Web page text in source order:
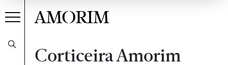
AMORIM
Corticeira Amorim